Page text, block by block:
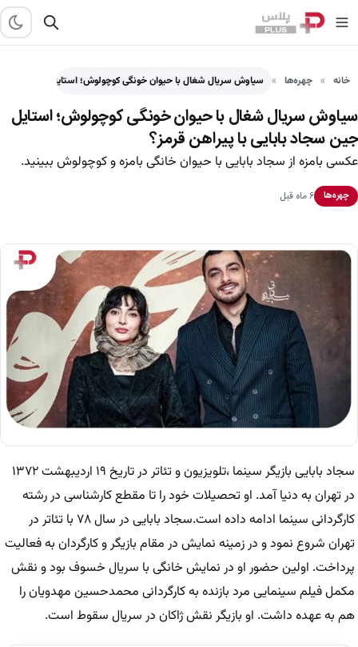
خانه چهره‌ها سیاوش سریال شغال با حیوان خونگی کوچولوش؛ استایل جین سجاد…
سیاوش سریال شغال با حیوان خونگی کوچولوش؛ استایل
جین سجاد بابایی با پیراهن قرمز؟
عکسی بامزه از سجاد بابایی با حیوان خانگی بامزه و کوچولوش ببینید.
چهره‌ها ۶ ماه قبل
سجاد بابایی بازیگر سینما ،تلویزیون و تئاتر در تاریخ ۱۹ اردیبهشت ۱۳۷۲
در تهران به دنیا آمد. او تحصیلات خود را تا مقطع کارشناسی در رشته
کارگردانی سینما ادامه داده است.سجاد بابایی در سال ۷۸ با تئاتر در
تهران شروع نمود و در زمینه نمایش در مقام بازیگر و کارگردان به فعالیت
پرداخت. اولین حضور او در نمایش خانگی با سریال خسوف بود و نقش
مکمل فیلم سینمایی مرد بازنده به کارگردانی محمدحسین مهدویان را
هم به عهده داشت. او بازیگر نقش ژاکان در سریال سقوط است.